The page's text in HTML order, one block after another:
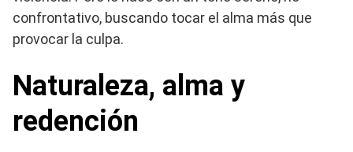
confrontativo, buscando tocar el alma más que
provocar la culpa.
Naturaleza, alma y
redención